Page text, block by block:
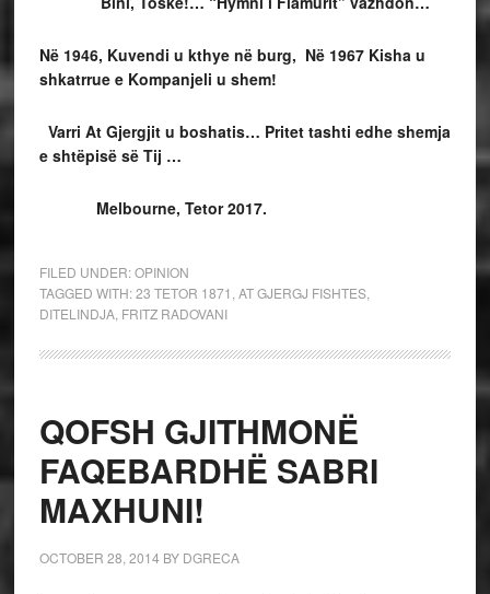
Në 1946, Kuvendi u kthye në burg, Në 1967 Kisha u
shkatrrue e Kompanjeli u shem!
Varri At Gjergjit u boshatis… Pritet tashti edhe shemja
e shtëpisësëTij …
Melbourne, Tetor 2017.
FILED UNDER:OPINION
TAGGED WITH:23 TETOR 1871 AT GJERGJ FISHTES,
DITELINDJA, FRITZ RADOVANI
QOFSH GJITHMONË
FAQEBARDHË SABRI
MAXHUNI!
OCTOBER 28, 2014 BY DGRECA